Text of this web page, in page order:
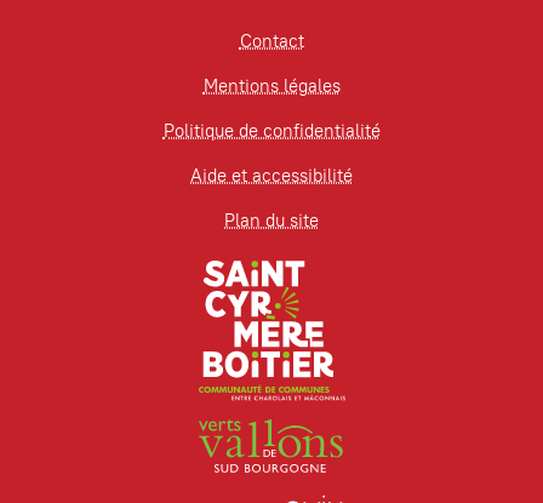
Contact
Mentions légales
Politique de confidentialité
Aide et accessibilité
Plan du site